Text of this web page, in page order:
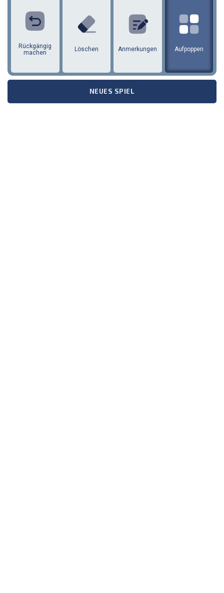
Rückgängig
machen
Löschen Anmerkungen Aufpoppen
NEUES SPIEL